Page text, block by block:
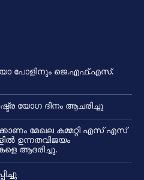
പോളിനും ജെ.എഫ്.എസ്.
യോഗ ദിനം ആചരിച്ചു
മേഖല കമ്മറ്റി എസ് എസ്
ഉന്നതവിജയം
ആദരിച്ചു.